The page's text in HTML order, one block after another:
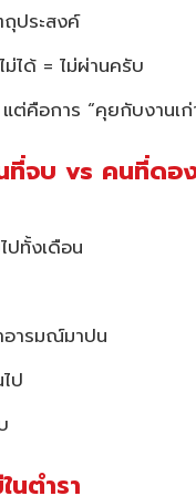
ประสงค์
ได้ = ไม่ผ่านครับ
ต่คือการ “คุยกับงานเก่
ที่จบ vs คนที่ดอ
ปทั้งเดือน
อารมณ์มาปน
ป
ตำรา